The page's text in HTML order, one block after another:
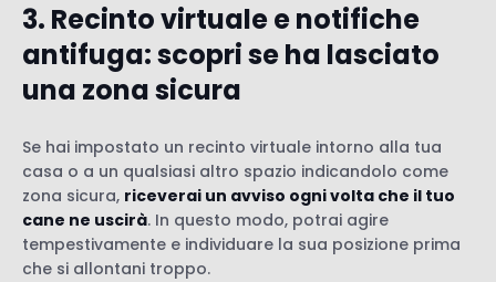
3. Recinto virtuale e notifiche
antifuga: scopri se ha lasciato
una zona sicura
Se hai impostato un recinto virtuale intorno alla tua
casa o a un qualsiasi altro spazio indicandolo come
zona sicura, riceverai un avviso ogni volta che il tuo
cane ne uscirà. In questo modo, potrai agire
tempestivamente e individuare la sua posizione prima
che si allontani troppo.